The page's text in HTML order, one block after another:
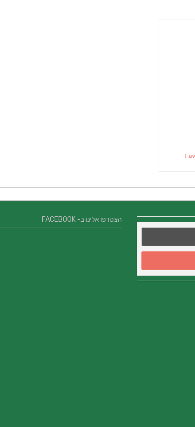
הצטרפו אלינו ב- FACEBOOK